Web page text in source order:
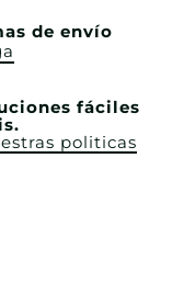
de envío
fáciles
politicas